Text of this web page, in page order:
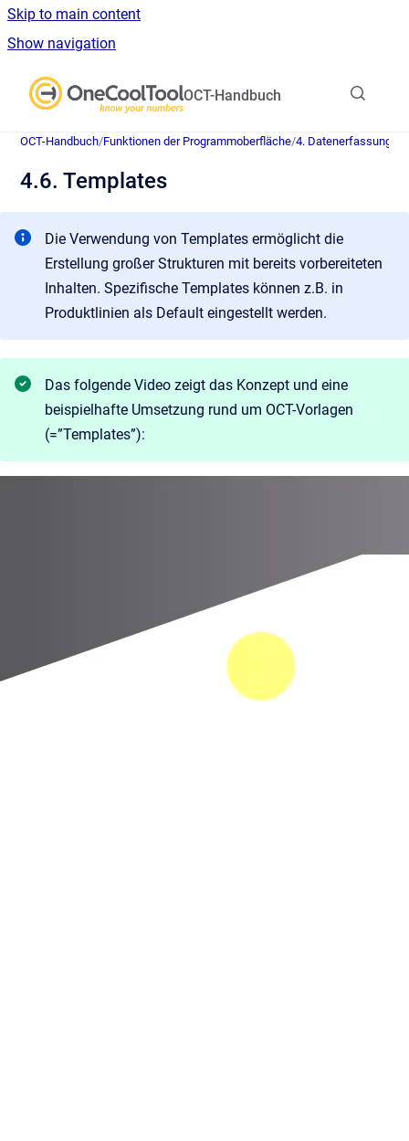
Skip to main content
Show navigation
OCT-Handbuch
OCT-Handbuch/Funktionen der Programmoberfläche/4. Datenerfassung
4.6. Templates
Die Verwendung von Templates ermöglicht die
Erstellung großer Strukturen mit bereits vorbereiteten
Inhalten. Spezifische Templates können z.B. in
Produktlinien als Default eingestellt werden.
Das folgende Video zeigt das Konzept und eine
beispielhafte Umsetzung rund um OCT-Vorlagen
(=”Templates”):